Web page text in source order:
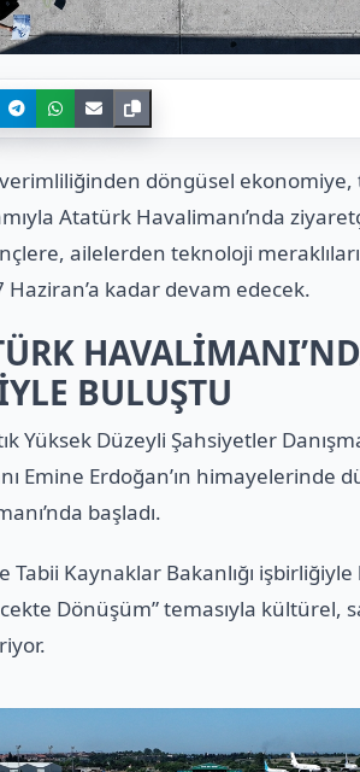
verimliliğinden döngüsel
Atatürk Havalimanı’nda
ailelerden teknoloji
kadar devam edecek.
BULUŞTU
Yüksek Düzeyli Şahsiyetler
Emine Erdoğan’ın himayelerinde
başladı.
Tabii Kaynaklar Bakanlığı
Dönüşüm” temasıyla kültürel,